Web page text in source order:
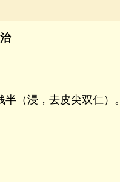
（浸，去皮尖双仁）。